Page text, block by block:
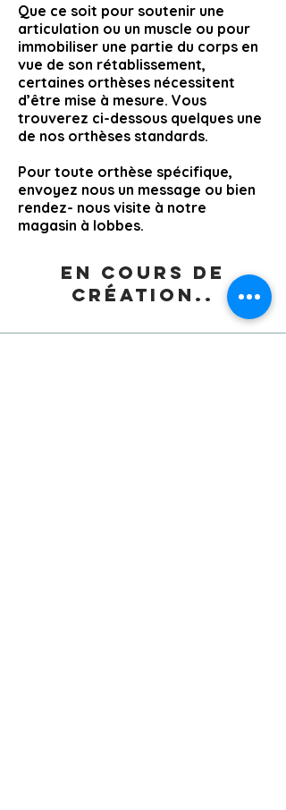
Que ce soit pour soutenir une
articulation ou un muscle ou pour
immobiliser une partie du corps en
vue de son rétablissement,
certaines orthèses nécessitent
d’être mise à mesure. Vous
trouverez ci-dessous quelques une
de nos orthèses standards.
Pour toute orthèse spécifique,
envoyez nous un message ou bien
rendez- nous visite à notre
magasin à lobbes.
En cours de
création..